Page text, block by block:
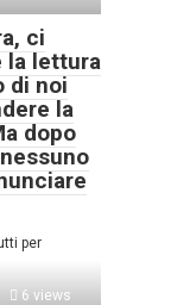
ci
la lettura
di noi
la
dopo
per
6 views